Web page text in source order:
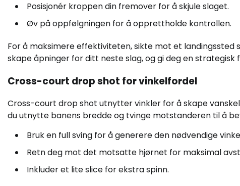
Posisjonér kroppen din fremover for å skjule slaget.
Øv på oppfølgningen for å opprettholde kontrollen.
For å maksimere effektiviteten, sikte mot et
skape åpninger for ditt neste slag, og gi deg en strategisk
Cross-court drop shot for vinkelfordel
Cross-court drop shot utnytter vinkler for å skape
du utnytte banens bredde og tvinge motstanderen til å
Bruk en full sving for å generere den nødvendige
Retn deg mot det motsatte hjørnet for maksimal
Inkluder et lite slice for ekstra spinn.